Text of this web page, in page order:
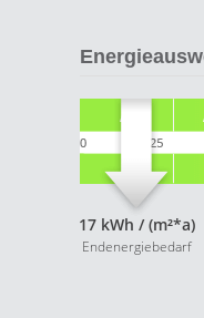
17 kWh / (m²*a)
Endenergiebedarf